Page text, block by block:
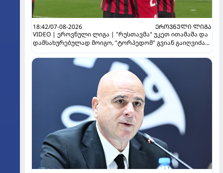
18:42/07-08-2026
ᲔᲠᲝᲕᲜᲣᲚᲘ ᲚᲘᲒᲐ
VIDEO | ეროვნული ლიგა | "რუსთავმა" უკეთ ითამაშა და
დამსახურებულად მოიგო, "ტორპედომ" გვიან გაიღვიძა...